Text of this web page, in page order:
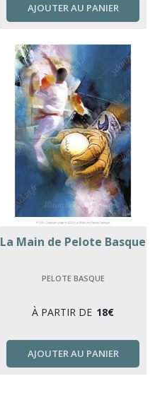
AJOUTER AU PANIER
La Main de Pelote Basque
PELOTE BASQUE
À PARTIR DE 18€
AJOUTER AU PANIER